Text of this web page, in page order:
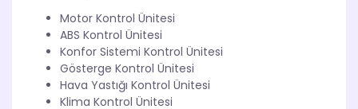
Motor Kontrol Ünitesi
ABS Kontrol Ünitesi
Konfor Sistemi Kontrol Ünitesi
Gösterge Kontrol Ünitesi
Hava Yastığı Kontrol Ünitesi
Klima Kontrol Ünitesi